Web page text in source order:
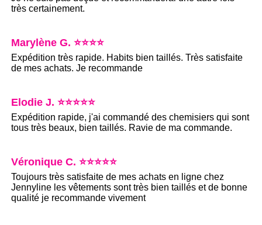
très certainement.
Marylène G. ⭐⭐⭐⭐
Expédition très rapide. Habits bien taillés. Très satisfaite
de mes achats. Je recommande
Elodie J. ⭐⭐⭐⭐⭐
Expédition rapide, j'ai commandé des chemisiers qui sont
tous très beaux, bien taillés. Ravie de ma commande.
Véronique C. ⭐⭐⭐⭐⭐
Toujours très satisfaite de mes achats en ligne chez
Jennyline les vêtements sont très bien taillés et de bonne
qualité je recommande vivement